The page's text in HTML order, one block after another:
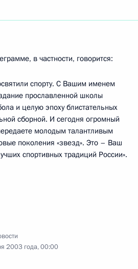
в частности, говорится:
спорту. С Вашим именем
прославленной школы
и целую эпоху блистательных
сборной. И сегодня огромный
молодым талантливым
поколения «звезд». Это – Ваш
спортивных традиций России».
2003 года, 00:00